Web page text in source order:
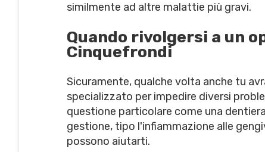
similmente ad altre malattie più gravi.
Quando rivolgersi a un
Cinquefrondi
Sicuramente, qualche volta anche tu
specializzato per impedire diversi
questione particolare come una
gestione, tipo l'infiammazione alle
possono aiutarti.